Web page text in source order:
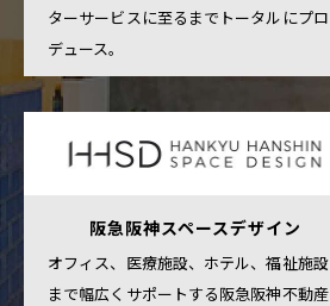
ターサービスに至るまでトータルにプロ
デュース。
阪急阪神スペースデザイン
オフィス、医療施設、ホテル、福祉施設
まで幅広くサポートする阪急阪神不動産